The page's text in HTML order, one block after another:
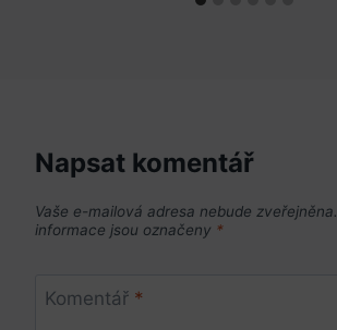
Napsat komentář
Vaše e-mailová adresa nebude zveřejněna.
informace jsou označeny *
Komentář *